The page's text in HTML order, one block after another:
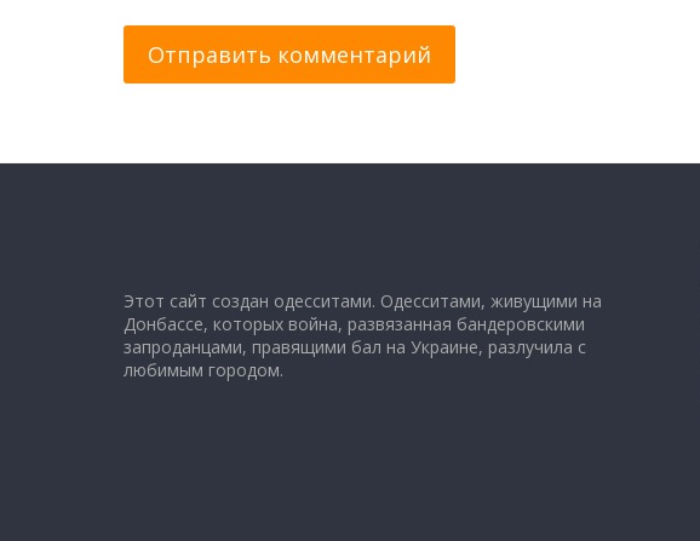
Этот сайт создан одесситами. Одесситами, живущими на
Донбассе, которых война, развязанная бандеровскими
запроданцами, правящими бал на Украине, разлучила с
любимым городом.